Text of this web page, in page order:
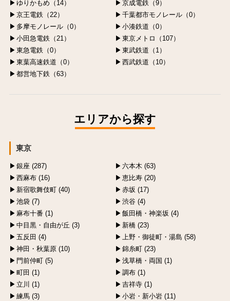
ゆりかもめ（14）
京成電鉄（9）
京王電鉄（22）
千葉都市モノレール（0）
多摩モノレール（0）
小湊鉄道（0）
小田急電鉄（21）
東京メトロ（107）
東急電鉄（0）
東武鉄道（1）
東葉高速鉄道（0）
西武鉄道（10）
都営地下鉄（63）
エリアから探す
東京
銀座 (287)
六本木 (63)
西麻布 (16)
恵比寿 (20)
新宿歌舞伎町 (40)
赤坂 (17)
池袋 (7)
渋谷 (4)
麻布十番 (1)
飯田橋・神楽坂 (4)
中目黒・自由が丘 (3)
新橋 (23)
五反田 (4)
上野・御徒町・湯島 (58)
神田・秋葉原 (10)
錦糸町 (23)
門前仲町 (5)
浅草橋・両国 (1)
町田 (1)
調布 (1)
立川 (1)
吉祥寺 (1)
練馬 (3)
小岩・新小岩 (11)